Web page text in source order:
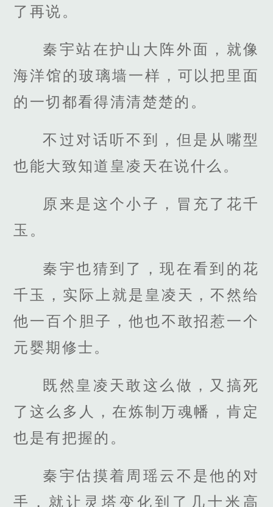
了再说。
秦宇站在护山大阵外面，就像
海洋馆的玻璃墙一样，可以把里面
的一切都看得清清楚楚的。
不过对话听不到，但是从嘴型
也能大致知道皇凌天在说什么。
原来是这个小子，冒充了花千
玉。
秦宇也猜到了，现在看到的花
千玉，实际上就是皇凌天，不然给
他一百个胆子，他也不敢招惹一个
元婴期修士。
既然皇凌天敢这么做，又搞死
了这么多人，在炼制万魂幡，肯定
也是有把握的。
秦宇估摸着周瑶云不是他的对
手，就让灵塔变化到了几十米高